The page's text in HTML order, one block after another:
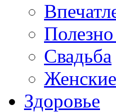
Полезно
Свадьба
Здоровье